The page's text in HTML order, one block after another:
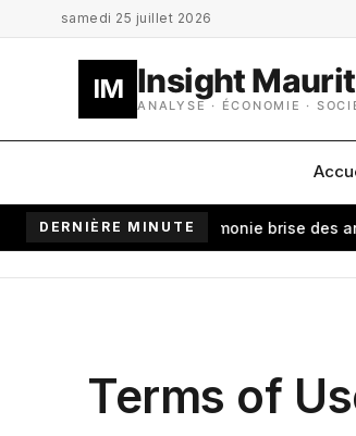
Aller au contenu principal
samedi 25 juillet 2026
IM Insight
ANALYSE · ÉCONOMIE ·
DERNIÈRE MINUTE
une cérémonie brise des années
Terms of